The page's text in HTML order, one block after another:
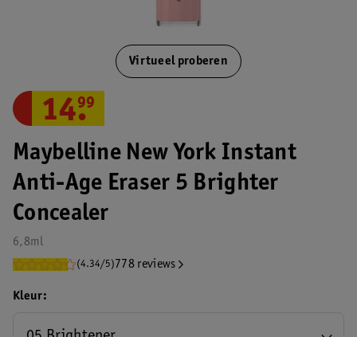
Virtueel proberen
Maybelline New York Instant
Anti-Age Eraser 5 Brighter
Concealer
6,8ml
(4.34/5) 778 reviews
14.
99
Kleur